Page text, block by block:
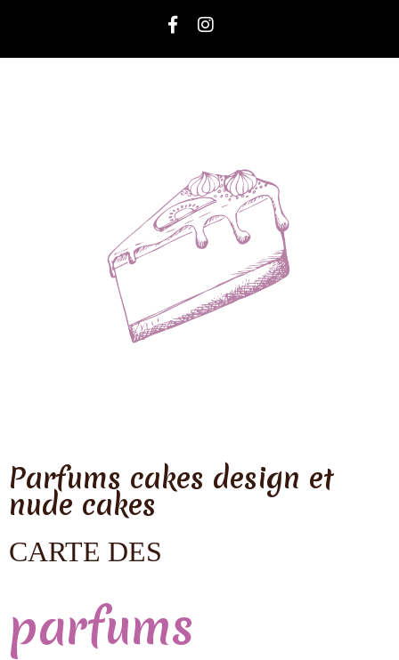
Parfums cakes design et
nude cakes
CARTE DES
parfums